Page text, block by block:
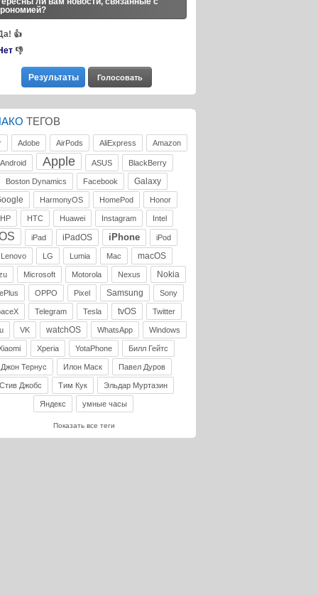
👍
👎
ТЕГОВ
Adobe AirPods AliExpress Amazon
Android Apple ASUS BlackBerry
Boston Dynamics Facebook
Galaxy
HarmonyOS HomePod Honor
HP HTC Huawei Instagram Intel
iPad iPadOS iPhone iPod
Lenovo LG Lumia Mac macOS
Microsoft Motorola Nexus Nokia
OPPO Pixel Samsung Sony
Telegram Tesla tvOS Twitter
VK watchOS WhatsApp Windows
Xperia YotaPhone Билл Гейтс
Джон Тернус Илон Маск Павел Дуров
Джобс Тим Кук Эльдар Муртазин
Яндекс умные часы
Показать все теги